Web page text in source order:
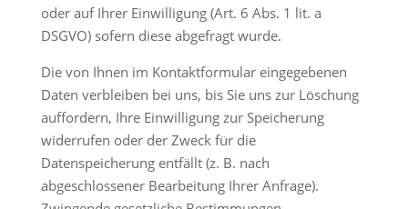
oder auf Ihrer Einwilligung (Art. 6 Abs. 1 lit. a
DSGVO) sofern diese abgefragt wurde.
Die von Ihnen im Kontaktformular eingegebenen
Daten verbleiben bei uns, bis Sie uns zur Löschung
auffordern, Ihre Einwilligung zur Speicherung
widerrufen oder der Zweck für die
Datenspeicherung entfällt (z. B. nach
abgeschlossener Bearbeitung Ihrer Anfrage).